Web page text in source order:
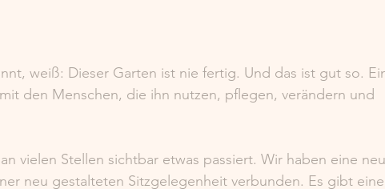
weiß: Dieser Garten ist nie fertig. Und das ist gut so.
den Menschen, die ihn nutzen, pflegen, verändern und
vielen Stellen sichtbar etwas passiert. Wir haben eine
neu gestalteten Sitzgelegenheit verbunden. Es gibt